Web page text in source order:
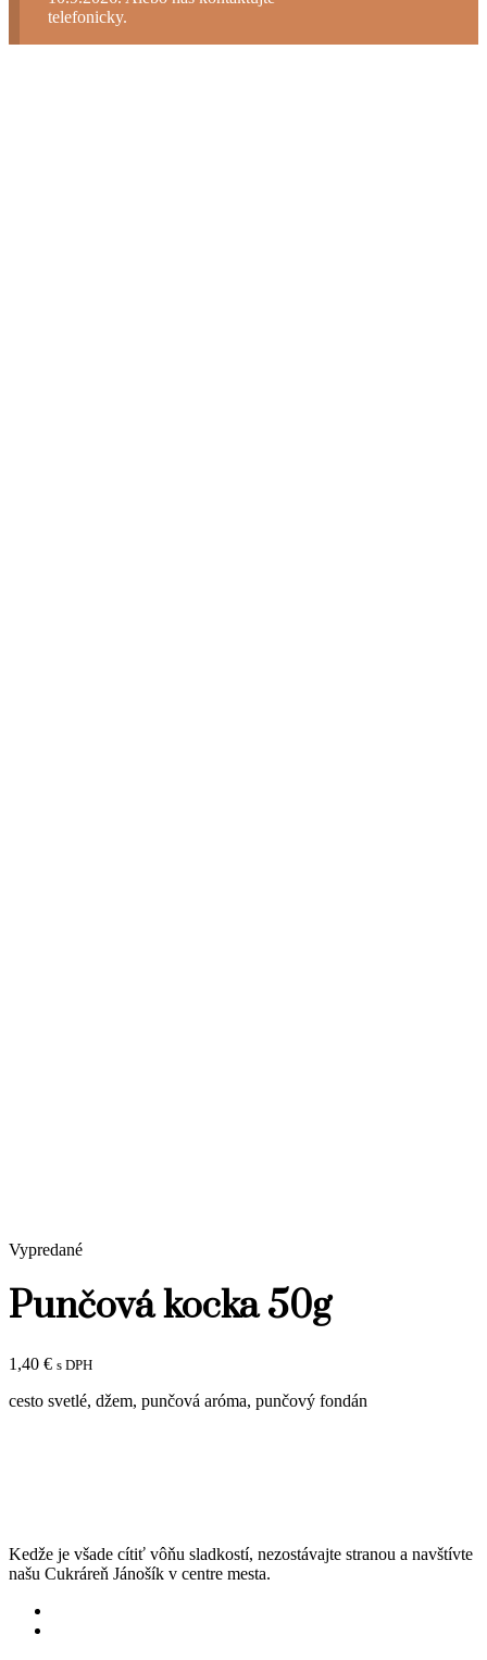
telefonicky.
Vypredané
Punčová kocka 50g
1,40 € s DPH
cesto svetlé, džem, punčová aróma, punčový fondán
Kedže je všade cítiť vôňu sladkostí, nezostávajte stranou a navštívte
našu Cukráreň Jánošík v centre mesta.